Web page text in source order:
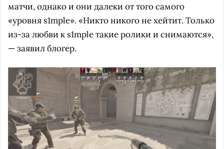
матчи, однако и они далеки от того самого
«уровня s1mple». «Никто никого не хейтит. Только
из-за любви к s1mple такие ролики и снимаются»,
— заявил блогер.